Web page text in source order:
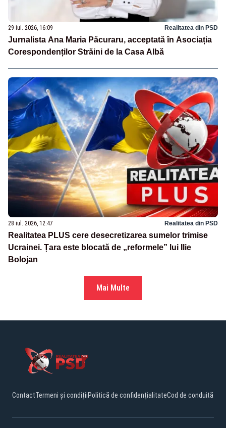
29 iul. 2026, 16:09 Realitatea din PSD
Jurnalista Ana Maria Păcuraru, acceptată în Asociația
Corespondenților Străini de la Casa Albă
28 iul. 2026, 12:47 Realitatea din PSD
Realitatea PLUS cere desecretizarea sumelor trimise
Ucrainei. Țara este blocată de „reformele” lui Ilie
Bolojan
Mai Multe
ContactTermeni și condițiiPolitică de confidențialitateCod de conduită